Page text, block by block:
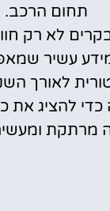
תחום הרכב.
לא רק
מידע עשיר
לאורך
להציג את
מרתקת